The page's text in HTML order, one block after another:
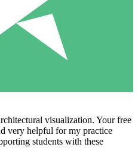
visualization. Your free
very helpful for my practice
students with these